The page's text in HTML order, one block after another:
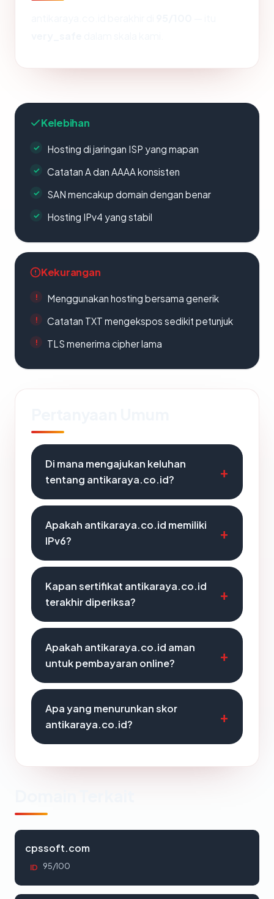
Kelebihan
Hosting di jaringan ISP yang mapan
Catatan A dan AAAA konsisten
SAN mencakup domain dengan benar
Hosting IPv4 yang stabil
Kekurangan
Menggunakan hosting bersama generik
Catatan TXT mengekspos sedikit petunjuk
TLS menerima cipher lama
Di mana mengajukan keluhan
tentang antikaraya.co.id?
Apakah antikaraya.co.id memiliki
IPv6?
Kapan sertifikat antikaraya.co.id
terakhir diperiksa?
Apakah antikaraya.co.id aman
untuk pembayaran online?
Apa yang menurunkan skor
antikaraya.co.id?
cpssoft.com
ID 95/100